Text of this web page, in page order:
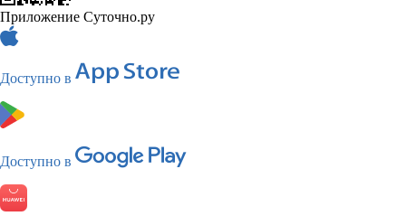
Приложение Суточно.ру
Доступно в
Доступно в